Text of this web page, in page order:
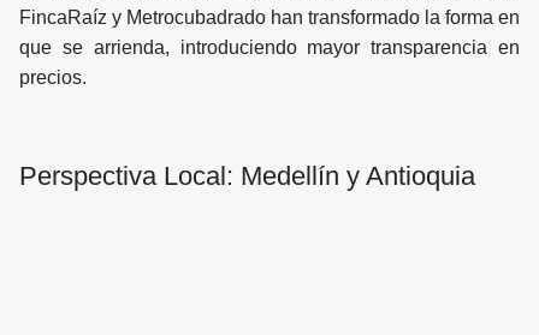
FincaRaíz y Metrocubadrado han transformado la forma en
que se arrienda, introduciendo mayor transparencia en
precios.
Perspectiva Local: Medellín y Antioquia